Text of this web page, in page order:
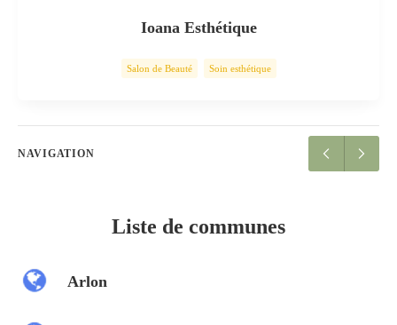
Ioana Esthétique
Salon de Beauté Soin esthétique
NAVIGATION
Liste de communes
Arlon